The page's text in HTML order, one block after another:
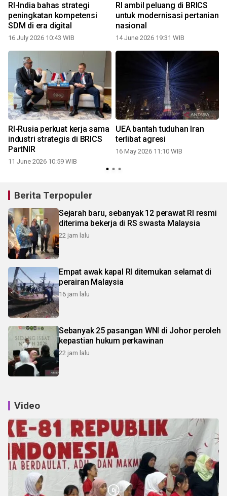
RI-India bahas strategi
peningkatan kompetensi
SDM di era digital
16 July 2026 10:43 WIB
RI ambil peluang di BRICS
untuk modernisasi pertanian
nasional
14 June 2026 19:31 WIB
RI-Rusia perkuat kerja sama
industri strategis di BRICS
PartNIR
11 June 2026 10:59 WIB
UEA bantah tuduhan Iran
terlibat agresi
16 May 2026 11:10 WIB
Berita Terpopuler
Sejarah baru, sebanyak 12 perawat RI resmi
diterima bekerja di RS swasta Malaysia
22 jam lalu
Empat awak kapal RI ditemukan selamat di
perairan Malaysia
16 jam lalu
Sebanyak 25 pasangan WNI di Johor peroleh
kepastian hukum perkawinan
22 jam lalu
Video